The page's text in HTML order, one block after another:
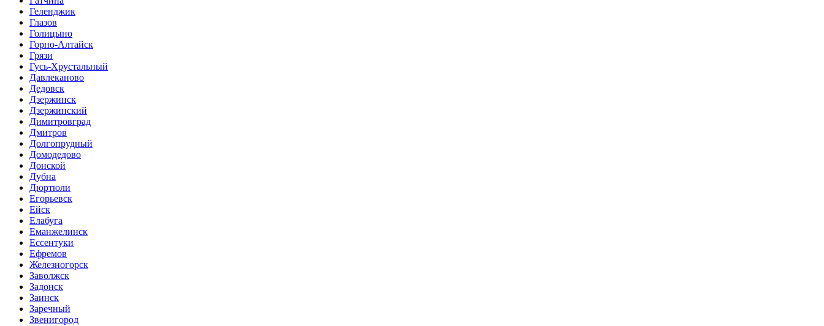
Геленджик
Глазов
Голицыно
Горно-Алтайск
Грязи
Гусь-Хрустальный
Давлеканово
Дедовск
Дзержинск
Дзержинский
Димитровград
Дмитров
Долгопрудный
Домодедово
Донской
Дубна
Дюртюли
Егорьевск
Ейск
Елабуга
Еманжелинск
Ессентуки
Ефремов
Железногорск
Заволжск
Задонск
Заинск
Заречный
Звенигород